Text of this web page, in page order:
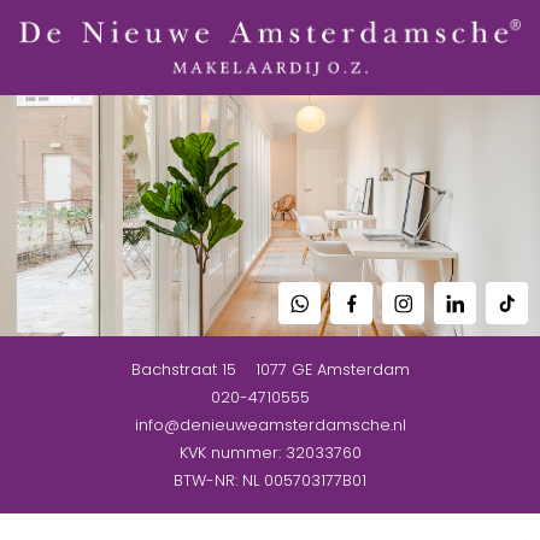
Bachstraat 15 1077 GE Amsterdam
020-4710555
info@denieuweamsterdamsche.nl
KVK nummer: 32033760
BTW-NR: NL 005703177B01